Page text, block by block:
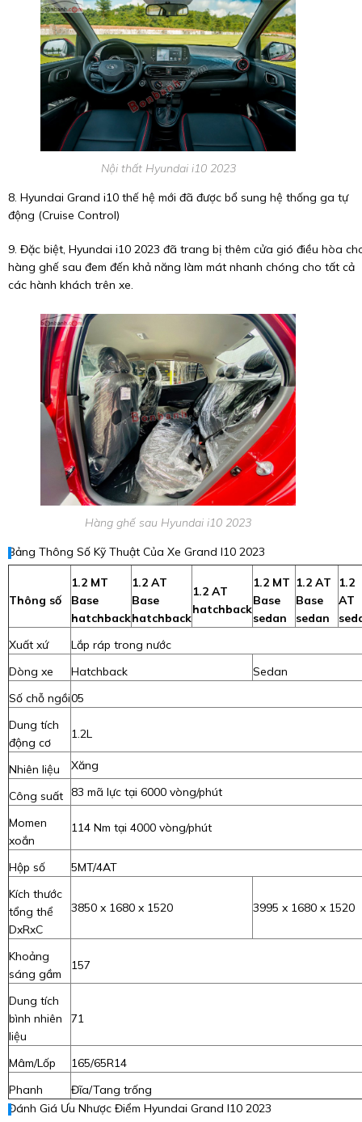
Nội thất Hyundai i10 2023
8. Hyundai Grand i10 thế hệ mới đã được bổ sung hệ thống ga tự
động (Cruise Control)
9. Đặc biệt, Hyundai i10 2023 đã trang bị thêm cửa gió điều hòa
hàng ghế sau đem đến khả năng làm mát nhanh chóng cho tất cả
các hành khách trên xe.
Hàng ghế sau Hyundai i10 2023
Bảng Thông Số Kỹ Thuật Của Xe Grand I10 2023
Thông số
1.2 MT
Base
hatchback
1.2 AT
Base
hatchback
1.2 AT
hatchback
1.2 MT
Base
sedan
1.2 AT
Base
sedan
1.2
AT
Xuất xứ
Lắp ráp trong nước
Dòng xe
Hatchback
Sedan
Số chỗ ngồi05
Dung tích
động cơ
1.2L
Nhiên liệu Xăng
Công suất 83 mã lực tại 6000 vòng/phút
Momen
xoắn
114 Nm tại 4000 vòng/phút
Hộp số
5MT/4AT
Kích thước
tổng thể
DxRxC
3850 x 1680 x 1520 3995 x 1680 x 1520
Khoảng
sáng gầm
157
Dung tích
bình nhiên
liệu
71
Mâm/Lốp
165/65R14
Phanh
Đĩa/Tang trống
Đánh Giá Ưu Nhược Điểm Hyundai Grand I10 2023